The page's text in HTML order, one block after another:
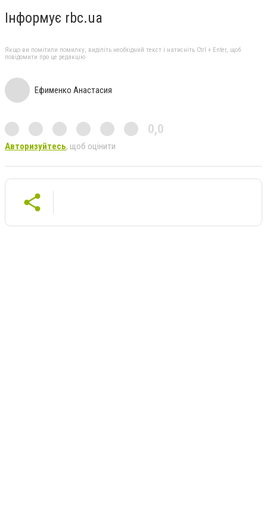
Інформує rbc.ua
Якщо ви помітили помилку, виділіть необхідний текст і натисніть Ctrl + Enter, щоб
повідомити про це редакцію
Ефименко Анастасия
0,0
Авторизуйтесь, щоб оцінити